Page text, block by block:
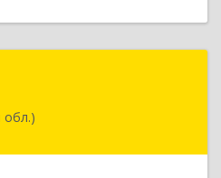
обл.)обл, Благовещенск г,